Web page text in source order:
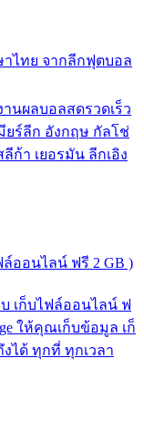
าไทย จากลีกฟุตบอล
านผลบอลสดรวดเร็ว
ยร์ลีก อังกฤษ กัลโช่
ก้า เยอรมัน ลีกเอิง
ล์ออนไลน์ ฟรี 2 GB )
เก็บไฟล์ออนไลน์ ฟ
ให้คุณเก็บข้อมูล เก็
ได้ ทุกที่ ทุกเวลา